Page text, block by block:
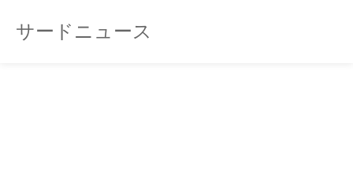
サードニュース